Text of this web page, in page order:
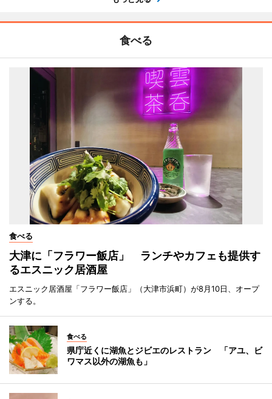
食べる
食べる
大津に「フラワー飯店」 ランチやカフェも提供す
るエスニック居酒屋
エスニック居酒屋「フラワー飯店」（大津市浜町）が8月10日、オープ
ンする。
食べる
県庁近くに湖魚とジビエのレストラン 「アユ、ビ
ワマス以外の湖魚も」